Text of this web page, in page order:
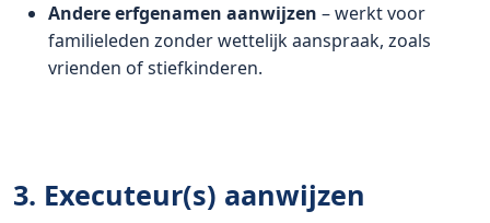
Andere erfgenamen aanwijzen – werkt voor
familieleden zonder wettelijk aanspraak, zoals
vrienden of stiefkinderen.
3. Executeur(s) aanwijzen